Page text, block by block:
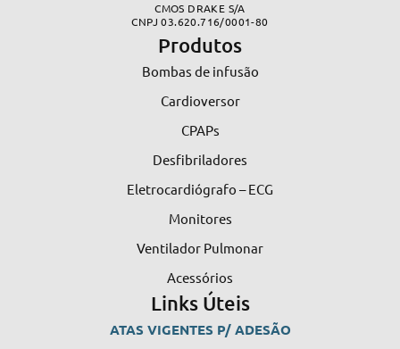
CMOS DRAKE S/A
CNPJ 03.620.716/0001-80
Produtos
Bombas de infusão
Cardioversor
CPAPs
Desfibriladores
Eletrocardiógrafo – ECG
Monitores
Ventilador Pulmonar
Acessórios
Links Úteis
ATAS VIGENTES P/ ADESÃO